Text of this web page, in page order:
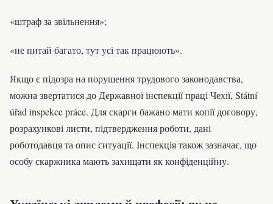
«штраф за звільнення»;
«не питай багато, тут усі так працюють».
Якщо є підозра на порушення трудового законодавства,
можна звертатися до Державної інспекції праці Чехії, Státní
úřad inspekce práce. Для скарги бажано мати копії договору,
розрахункові листи, підтвердження роботи, дані
роботодавця та опис ситуації. Інспекція також зазначає, що
особу скаржника мають захищати як конфіденційну.